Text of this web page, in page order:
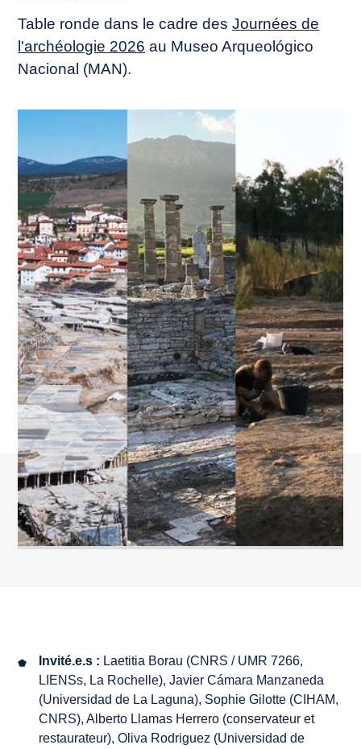
Table ronde dans lecadre desJournées de
l'archéologie 2026 au Museo Arqueológico
Nacional (MAN).
Invité.e.s : Laetitia Borau (CNRS / UMR 7266,
LIENSs, La Rochelle), Javier Cámara Manzaneda
(Universidad de La Laguna), Sophie Gilotte (CIHAM,
CNRS), Alberto Llamas Herrero (conservateur et
restaurateur), Oliva Rodriguez (Universidad de